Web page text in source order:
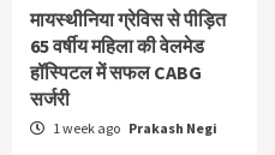
मायस्थीनिया ग्रेविस से पीड़ित
65 वर्षीय महिला की वेलमेड
हॉस्पिटल में सफल CABG
सर्जरी
1 week ago Prakash Negi